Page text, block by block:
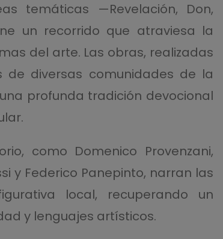
temáticas —Revelación, Don,
un recorrido que atraviesa la
del arte. Las obras, realizadas
de diversas comunidades de la
profunda tradición devocional
como Domenico Provenzani,
y Federico Panepinto, narran las
local, recuperando un
y lenguajes artísticos.